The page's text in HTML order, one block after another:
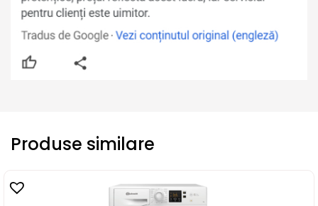
Produse similare